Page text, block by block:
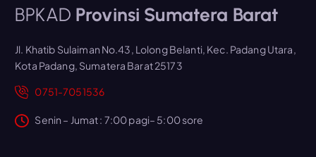
BPKAD Provinsi Sumatera Barat
Jl. Khatib Sulaiman No.43, Lolong Belanti, Kec. Padang Utara,
Kota Padang, Sumatera Barat 25173
0751-7051536
Senin – Jumat : 7:00 pagi– 5:00 sore